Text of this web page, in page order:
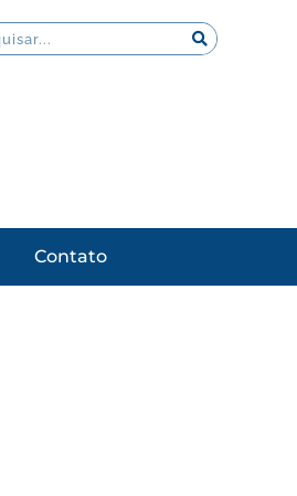
Contato